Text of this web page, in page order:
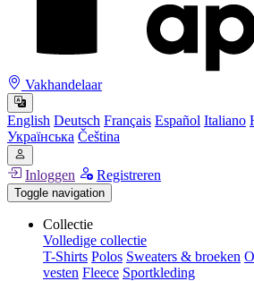
Vakhandelaar
English Deutsch Français Español Italiano
Українська Čeština
Inloggen Registreren
Toggle navigation
Collectie
Volledige collectie
T-Shirts Polos Sweaters & broeken
vesten Fleece Sportkleding